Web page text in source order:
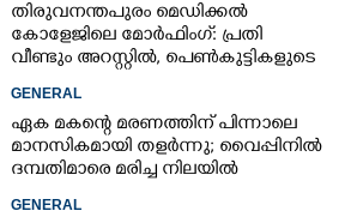
തിരുവനന്തപുരം മെഡിക്കൽ
കോളേജിലെ മോർഫിംഗ്: പ്രതി
വീണ്ടും അറസ്റ്റിൽ, പെൺകുട്ടികളുടെ
നിന്ന്
GENERAL
ഏക മകന്റെ മരണത്തിന് പിന്നാലെ
മാനസികമായി തളർന്നു; വൈപ്പിനിൽ
ദമ്പതിമാരെ മരിച്ച നിലയിൽ
GENERAL